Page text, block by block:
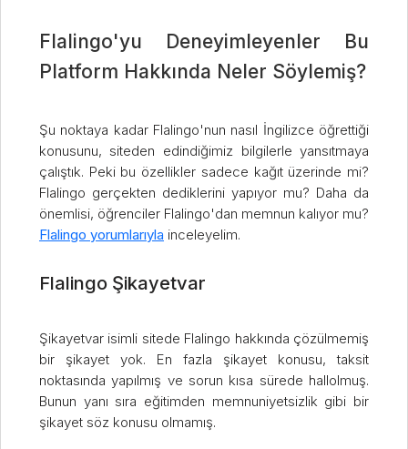
Flalingo'yu Deneyimleyenler Bu
Platform Hakkında Neler Söylemiş?
Şu noktaya kadar Flalingo'nun nasıl İngilizce öğrettiği
konusunu, siteden edindiğimiz bilgilerle yansıtmaya
çalıştık. Peki bu özellikler sadece kağıt üzerinde mi?
Flalingo gerçekten dediklerini yapıyor mu? Daha da
önemlisi, öğrenciler Flalingo'dan memnun kalıyor mu?
Flalingo yorumlarıyla inceleyelim.
Flalingo Şikayetvar
Şikayetvar isimli sitede Flalingo hakkında çözülmemiş
bir şikayet yok. En fazla şikayet konusu, taksit
noktasında yapılmış ve sorun kısa sürede hallolmuş.
Bunun yanı sıra eğitimden memnuniyetsizlik gibi bir
şikayet söz konusu olmamış.